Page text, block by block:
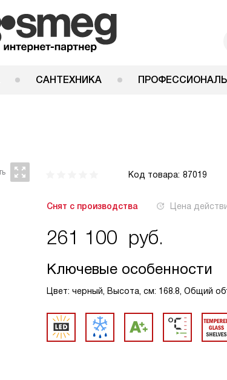
САНТЕХНИКА
Код товара: 87019
Снят с производства Цена
261 100 руб.
Ключевые особенности
Цвет: черный, Высота, см: 168.8, Общий